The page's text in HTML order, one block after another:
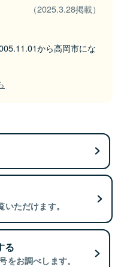
（2025.3.28掲載）
から高岡市にな
ただけます。
る
をお調べします。